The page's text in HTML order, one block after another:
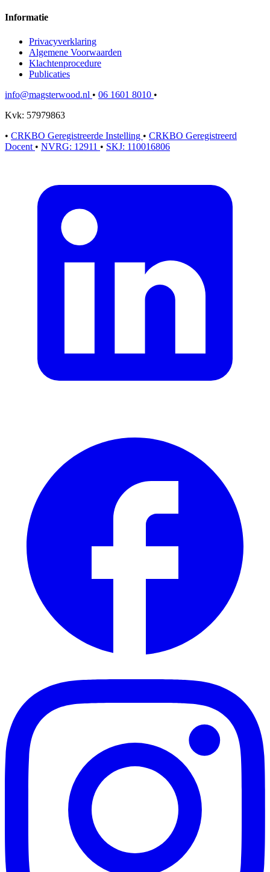
Informatie
Privacyverklaring
Algemene Voorwaarden
Klachtenprocedure
Publicaties
info@magsterwood.nl • 06 1601 8010 •
Kvk: 57979863
• CRKBO Geregistreerde Instelling • CRKBO Geregistreerd
Docent • NVRG: 12911 • SKJ: 110016806